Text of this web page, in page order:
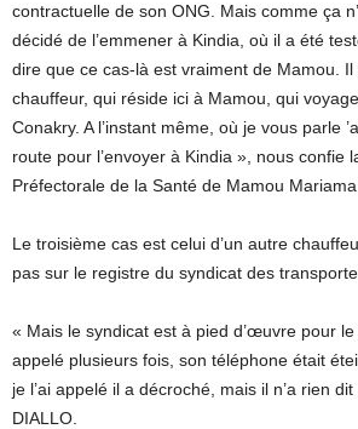
contractuelle de son ONG. Mais comme ça
décidé de l’emmener à Kindia, où il a été
dire que ce cas-là est vraiment de Mamou. Il
chauffeur, qui réside ici à Mamou, qui
Conakry. A l’instant même, où je vous parle
route pour l’envoyer à Kindia », nous confie
Préfectorale de la Santé de Mamou Mariama
Le troisième cas est celui d’un autre
pas sur le registre du syndicat des
« Mais le syndicat est à pied d’œuvre pour le
appelé plusieurs fois, son téléphone était
je l’ai appelé il a décroché, mais il n’a rien
DIALLO.